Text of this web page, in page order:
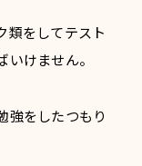
類をしてテスト
けません。
強をしたつもり